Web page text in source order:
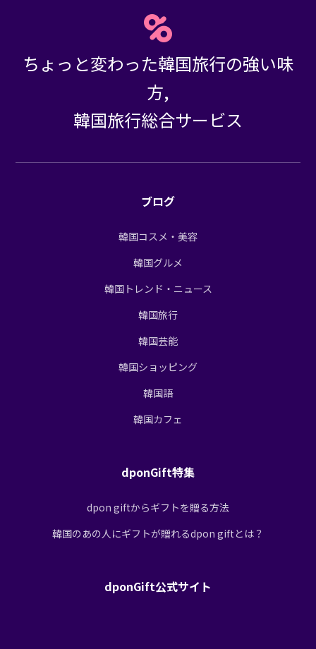
ちょっと変わった韓国旅行の強い味
方,
韓国旅行総合サービス
ブログ
韓国コスメ・美容
韓国グルメ
韓国トレンド・ニュース
韓国旅行
韓国芸能
韓国ショッピング
韓国語
韓国カフェ
dponGift特集
dpon giftからギフトを贈る方法
韓国のあの人にギフトが贈れるdpon giftとは？
dponGift公式サイト